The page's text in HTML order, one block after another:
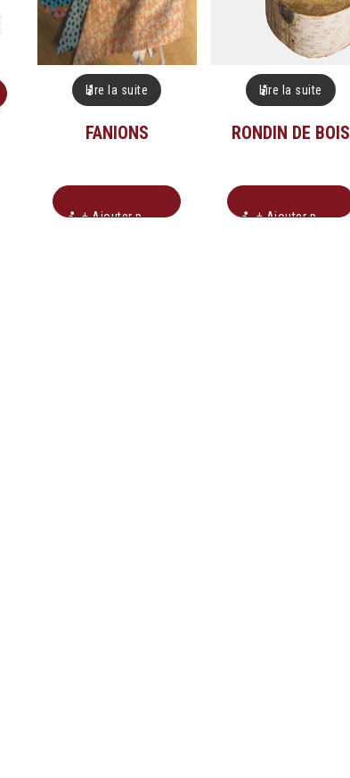
Lire la suite
FANIONS
+ Ajouter pour soumission
Lire la suite
RONDIN DE BOIS
+ Ajouter pour soumission